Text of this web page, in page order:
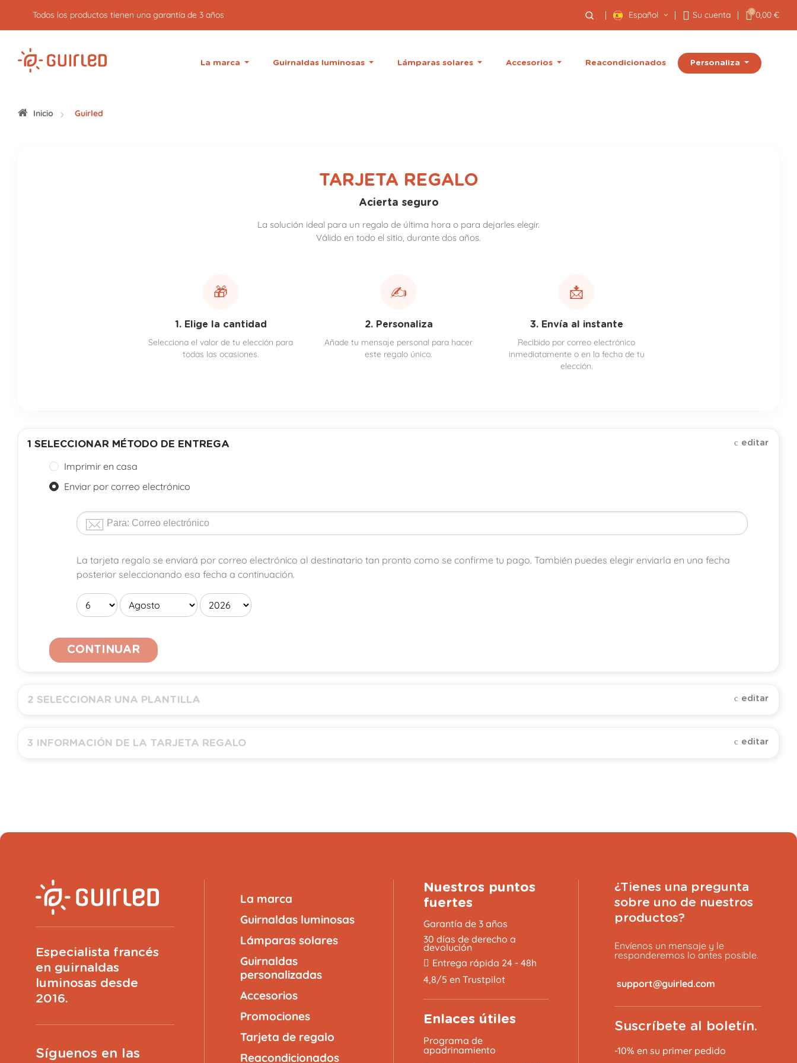
Todos los productos tienen una garantía de 3 años Español Su cuenta 0 0,00 €
La marca Guirnaldas luminosas Lámparas solares Accesorios Reacondicionados Personaliza
Inicio Guirled
TARJETA REGALO
Acierta seguro
La solución ideal para un regalo de última hora o para dejarles elegir.
Válido en todo el sitio, durante dos años.
🎁
1. Elige la cantidad
Selecciona el valor de tu elección para
todas las ocasiones.
✍️
2. Personaliza
Añade tu mensaje personal para hacer
este regalo único.
📩
3. Envía al instante
Recibido por correo electrónico
inmediatamente o en la fecha de tu
elección.
1 SELECCIONAR MÉTODO DE ENTREGA editar
Imprimir en casa
Enviar por correo electrónico
La tarjeta regalo se enviará por correo electrónico al destinatario tan pronto como se confirme tu pago. También puedes elegir enviarla en una fecha
posterior seleccionando esa fecha a continuación.
CONTINUAR
2 SELECCIONAR UNA PLANTILLA editar
3 INFORMACIÓN DE LA TARJETA REGALO editar
(200caracteres restantes)
VISTA PREVIA
Especialista francés
en guirnaldas
luminosas desde
2016.
Síguenos en las
La marca
Guirnaldas luminosas
Lámparas solares
Guirnaldas
personalizadas
Accesorios
Promociones
Tarjeta de regalo
Reacondicionados
Nuestros puntos
fuertes
Garantía de 3 años
30 días de derecho a
devolución
Entrega rápida 24 - 48h
4,8/5 en Trustpilot
Enlaces útiles
Programa de
apadrinamiento
¿Tienes una pregunta
sobre uno de nuestros
productos?
Envíenos un mensaje y le
responderemos lo antes posible.
Suscríbete al boletín.
-10% en su primer pedido